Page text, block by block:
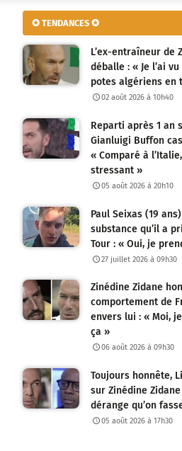
✪ TENDANCES ✪
L’ex-entraîneur de
déballe : « Je l’ai
potes algériens en
02 août 2026 à 10h40
Reparti après 1 an
Gianluigi Buffon
« Comparé à
stressant »
05 août 2026 à 20h10
Paul Seixas (19
substance qu’il a
Tour : « Oui, je
27 juillet 2026 à 09h30
Zinédine Zidane
comportement de
envers lui : « Moi,
ça »
06 août 2026 à 09h30
Toujours honnête,
sur Zinédine Zidane
dérange qu’on
05 août 2026 à 17h30